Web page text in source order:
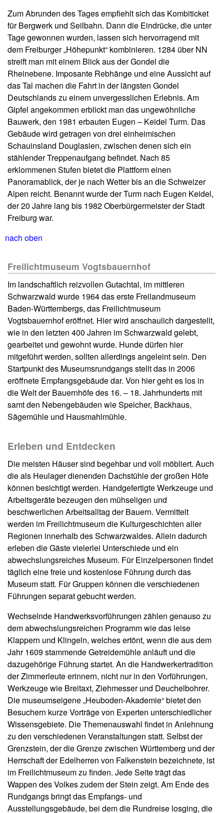
Zum Abrunden des Tages empfiehlt sich das Kombiticket
für Bergwerk und Seilbahn. Dann die Eindrücke, die unter
Tage gewonnen wurden, lassen sich hervorragend mit
dem Freiburger „Höhepunkt“ kombinieren. 1284 über NN
streift man mit einem Blick aus der Gondel die
Rheinebene. Imposante Rebhänge und eine Aussicht auf
das Tal machen die Fahrt in der längsten Gondel
Deutschlands zu einem unvergesslichen Erlebnis. Am
Gipfel angekommen erblickt man das ungewöhnliche
Bauwerk, den 1981 erbauten Eugen – Keidel Turm. Das
Gebäude wird getragen von drei einheimischen
Schauinsland Douglasien, zwischen denen sich ein
stählender Treppenaufgang befindet. Nach 85
erklommenen Stufen bietet die Plattform einen
Panoramablick, der je nach Wetter bis an die Schweizer
Alpen reicht. Benannt wurde der Turm nach Eugen Keidel,
der 20 Jahre lang bis 1982 Oberbürgermeister der Stadt
Freiburg war.
nach oben
Freilichtmuseum Vogtsbauernhof
Im landschaftlich reizvollen Gutachtal, im mittleren
Schwarzwald wurde 1964 das erste Freilandmuseum
Baden-Württembergs, das Freilichtmuseum
Vogtsbauernhof eröffnet. Hier wird anschaulich dargestellt,
wie in den letzten 400 Jahren im Schwarzwald gelebt,
gearbeitet und gewohnt wurde. Hunde dürfen hier
mitgeführt werden, sollten allerdings angeleint sein. Den
Startpunkt des Museumsrundgangs stellt das in 2006
eröffnete Empfangsgebäude dar. Von hier geht es los in
die Welt der Bauernhöfe des 16. – 18. Jahrhunderts mit
samt den Nebengebäuden wie Speicher, Backhaus,
Sägemühle und Hausmahlmühle.
Erleben und Entdecken
Die meisten Häuser sind begehbar und voll möbliert. Auch
die als Heulager dienenden Dachstühle der großen Höfe
können besichtigt werden. Handgefertigte Werkzeuge und
Arbeitsgeräte bezeugen den mühseligen und
beschwerlichen Arbeitsalltag der Bauern. Vermittelt
werden im Freilichtmuseum die Kulturgeschichten aller
Regionen innerhalb des Schwarzwaldes. Allein dadurch
erleben die Gäste vielerlei Unterschiede und ein
abwechslungsreiches Museum. Für Einzelpersonen findet
täglich eine freie und kostenlose Führung durch das
Museum statt. Für Gruppen können die verschiedenen
Führungen separat gebucht werden.
Wechselnde Handwerksvorführungen zählen genauso zu
dem abwechslungsreichen Programm wie das leise
Klappern und Klingeln, welches ertönt, wenn die aus dem
Jahr 1609 stammende Getreidemühle anläuft und die
dazugehörige Führung startet. An die Handwerkertradition
der Zimmerleute erinnern, nicht nur in den Vorführungen,
Werkzeuge wie Breitaxt, Ziehmesser und Deuchelbohrer.
Die museumseigene „Heuboden-Akademie“ bietet den
Besuchern kurze Vorträge von Experten unterschiedlicher
Wissensgebiete. Die Themenauswahl findet in Anlehnung
zu den verschiedenen Veranstaltungen statt. Selbst der
Grenzstein, der die Grenze zwischen Württemberg und der
Herrschaft der Edelherren von Falkenstein bezeichnete, ist
im Freilichtmuseum zu finden. Jede Seite trägt das
Wappen des Volkes zudem der Stein zeigt. Am Ende des
Rundgangs bringt das Empfangs- und
Ausstellungsgebäude, bei dem die Rundreise losging, die